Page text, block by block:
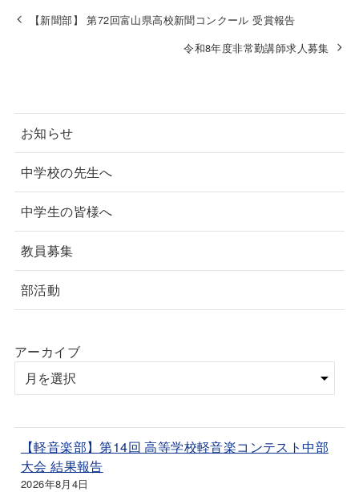
【新聞部】 第72回富山県高校新聞コンクール 受賞報告
令和8年度非常勤講師求人募集
お知らせ
中学校の先生へ
中学生の皆様へ
教員募集
部活動
アーカイブ
【軽音楽部】第14回 高等学校軽音楽コンテスト中部
大会 結果報告
2026年8月4日